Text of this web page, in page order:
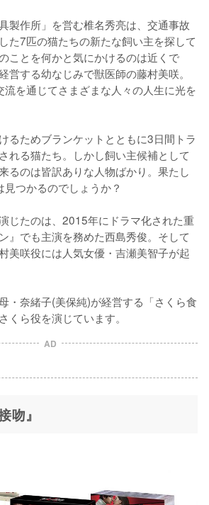
製作所」を営む椎名秀亮は、交通事故
た7匹の猫たちの新たな飼い主を探して
ことを何かと気にかけるのは近くで
営する幼なじみで獣医師の藤村美咲。
を通じてさまざまな人々の人生に光を
るためブランケットとともに3日間トラ
れる猫たち。しかし飼い主候補として
るのは皆訳ありな人物ばかり。果たし
つかるのでしょうか？
じたのは、2015年にドラマ化された重
』でも主演を務めた西島秀俊。そして
美咲役には人気女優・吉瀬美智子が起
・奈緒子(美保純)が経営する「さくら食
くら役を演じています。
AD
吻』